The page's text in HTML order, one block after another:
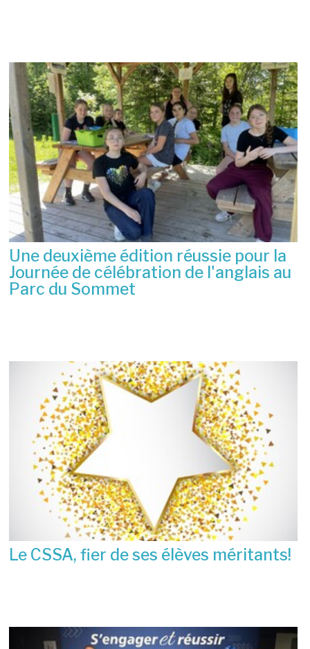
Une deuxième édition réussie pour la
Journée de célébration de l'anglais au
Parc du Sommet
Le CSSA, fier de ses élèves méritants!